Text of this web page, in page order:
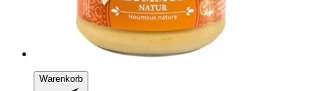
Warenkorb